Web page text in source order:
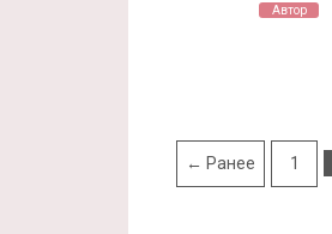
Автор
← Ранее 1